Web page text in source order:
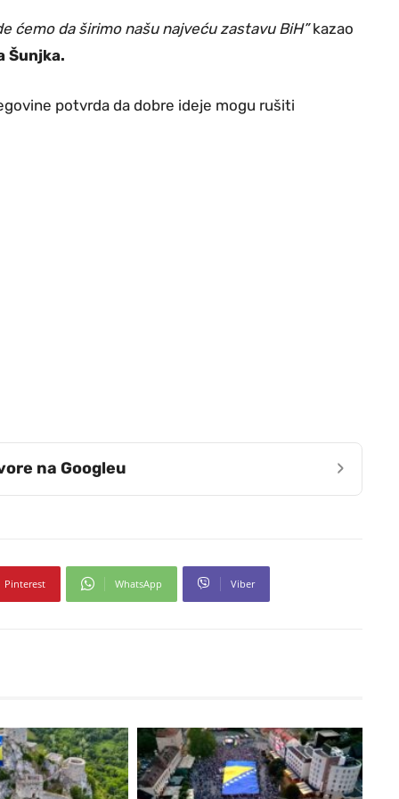
ćemo da širimo našu najveću zastavu BiH”kazao
Šunjka.
potvrda da dobre ideje mogu rušiti
na Googleu ›
Pinterest WhatsApp Viber